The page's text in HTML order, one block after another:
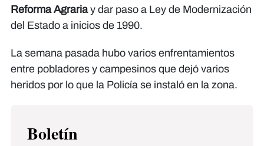
Reforma Agrariay dar paso a Ley de Modernización
del Estado a inicios de 1990.
La semana pasada hubo varios enfrentamientos
entre pobladores y campesinos que dejó varios
heridos por lo que la Policía se instaló en la zona.
Boletín